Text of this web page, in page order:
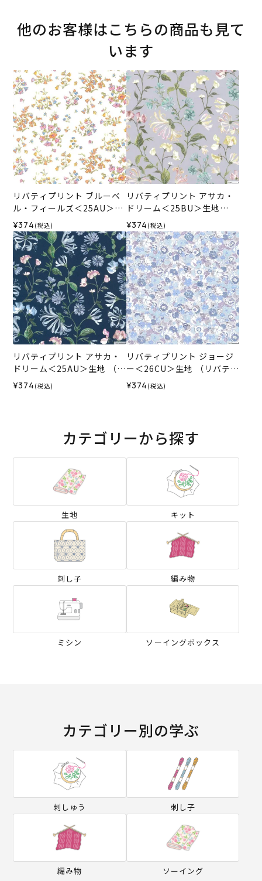
他のお客様はこちらの商品も見て
います
リバティプリント ブルーベ
ル・フィールズ＜25AU＞生
地 （リバティ・ファブリッ
クス）2025AW
¥374 (税込)
リバティプリント アサカ・
ドリーム＜25BU＞生地
（リバティ・ファブリック
ス）2025AW
¥374 (税込)
リバティプリント アサカ・
ドリーム＜25AU＞生地 （リ
バティ・ファブリックス）2
025AW
¥374 (税込)
リバティプリント ジョージ
ー＜26CU＞生地 （リバテ
ィ・ファブリックス）2026
¥374 (税込)
カテゴリーから探す
生地 キット
刺し子 編み物
ミシン ソーイングボックス
カテゴリー別の学ぶ
刺しゅう 刺し子
編み物 ソーイング